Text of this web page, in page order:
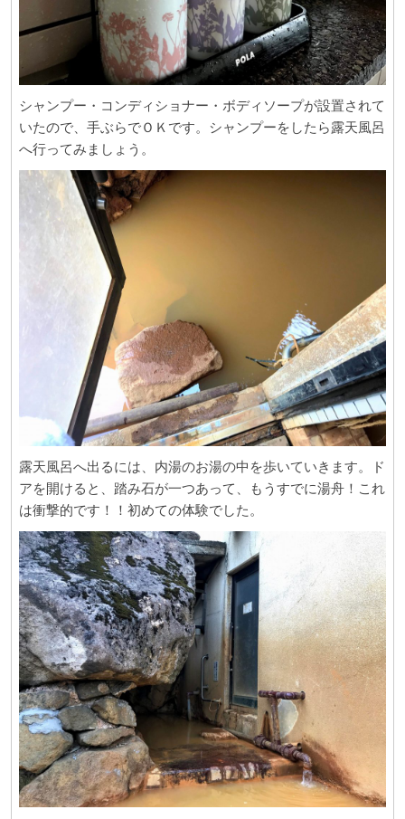
シャンプー・コンディショナー・ボディソープが設置されて
いたので、手ぶらでＯＫです。シャンプーをしたら露天風呂
へ行ってみましょう。
露天風呂へ出るには、内湯のお湯の中を歩いていきます。ド
アを開けると、踏み石が一つあって、もうすでに湯舟！これ
は衝撃的です！！初めての体験でした。